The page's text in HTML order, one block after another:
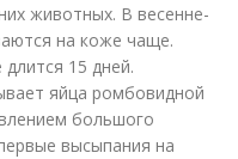
животных. В весенне-
на коже чаще.
15 дней.
яйца ромбовидной
большого
высыпания на